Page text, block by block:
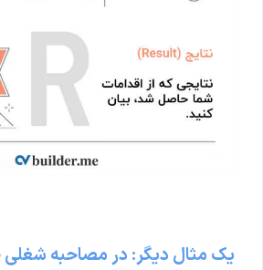
یک مثال دیگر: در مصاحبه شغلی